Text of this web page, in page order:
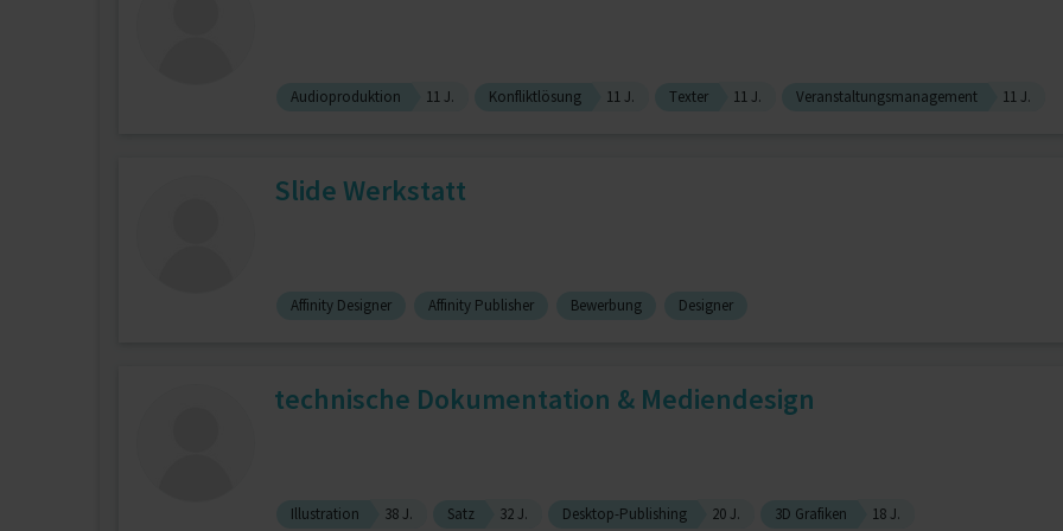
Audioproduktion 11 J. Konfliktlösung 11 J. Texter 11 J. Veranstaltungsmanagement 11 J.
Slide Werkstatt
Affinity Designer Affinity Publisher Bewerbung Designer
technische Dokumentation & Mediendesign
Illustration 38 J. Satz 32 J. Desktop-Publishing 20 J. 3D Grafiken 18 J.